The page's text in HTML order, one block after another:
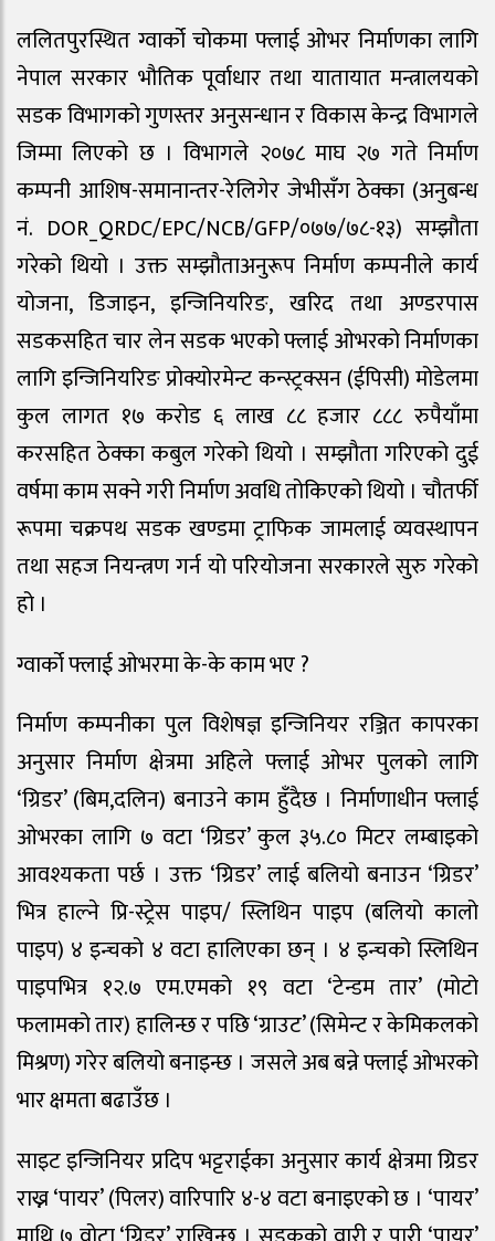
ललितपुरस्थित ग्वार्को चोकमा फ्लाई ओभर निर्माणका लागि
नेपाल सरकार भौतिक पूर्वाधार तथा यातायात मन्त्रालयको
सडक विभागको गुणस्तर अनुसन्धान र विकास केन्द्र विभागले
जिम्मा लिएको छ । विभागले २०७८ माघ २७ गते निर्माण
कम्पनी आशिष-समानान्तर-रेलिगेर जेभीसँग ठेक्का (अनुबन्ध
नं. DOR_QRDC/EPC/NCB/GFP/०७७/७८-१३) सम्झौता
गरेको थियो । उक्त सम्झौताअनुरूप निर्माण कम्पनीले कार्य
योजना, डिजाइन, इन्जिनियरिङ, खरिद तथा अण्डरपास
सडकसहित चार लेन सडक भएको फ्लाई ओभरको निर्माणका
लागि इन्जिनियरिङ प्रोक्योरमेन्ट कन्स्ट्रक्सन (ईपिसी) मोडेलमा
कुल लागत १७ करोड ६ लाख ८८ हजार ८८८ रुपैयाँमा
करसहित ठेक्‍का कबुल गरेको थियो । सम्झौता गरिएको दुई
वर्षमा काम सक्ने गरी निर्माण अवधि तोकिएको थियो । चौतर्फी
रूपमा चक्रपथ सडक खण्डमा ट्राफिक जामलाई व्यवस्थापन
तथा सहज नियन्त्रण गर्न यो परियोजना सरकारले सुरु गरेको
हो ।
ग्वार्को फ्लाई ओभरमा के-के काम भए ?
निर्माण कम्पनीका पुल विशेषज्ञ इन्जिनियर रञ्जित कापरका
अनुसार निर्माण क्षेत्रमा अहिले फ्लाई ओभर पुलको लागि
‘ग्रिडर’ (बिम,दलिन) बनाउने काम हुँदैछ । निर्माणाधीन फ्लाई
ओभरका लागि ७ वटा ‘ग्रिडर’ कुल ३५.८० मिटर लम्बाइको
आवश्यकता पर्छ । उक्त ‘ग्रिडर’ लाई बलियो बनाउन ‘ग्रिडर’
भित्र हाल्ने प्रि-स्ट्रेस पाइप/ स्लिथिन पाइप (बलियो कालो
पाइप) ४ इन्चको ४ वटा हालिएका छन् । ४ इन्चको स्लिथिन
पाइपभित्र १२.७ एम.एमको १९ वटा ‘टेन्डम तार’ (मोटो
फलामको तार) हालिन्छ र पछि ‘ग्राउट’ (सिमेन्ट र केमिकलको
मिश्रण) गरेर बलियो बनाइन्छ । जसले अब बन्ने फ्लाई ओभरको
भार क्षमता बढाउँछ ।
साइट इन्जिनियर प्रदिप भट्टराईका अनुसार कार्य क्षेत्रमा ग्रिडर
राख्न ‘पायर’ (पिलर) वारिपारि ४-४ वटा बनाइएको छ । ‘पायर’